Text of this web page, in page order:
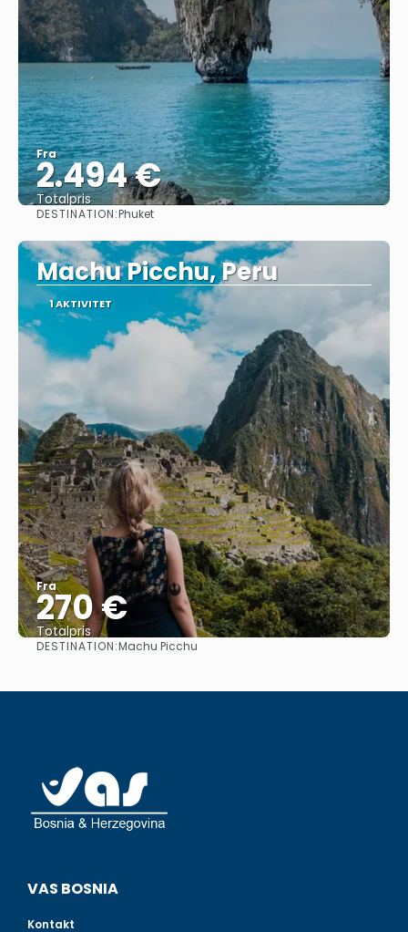
Fra
2.494 €
Totalpris
DESTINATION:Phuket
Machu Picchu, Peru
1 AKTIVITET
Fra
270 €
Totalpris
Se
DESTINATION:Machu Picchu
VAS BOSNIA
Kontakt